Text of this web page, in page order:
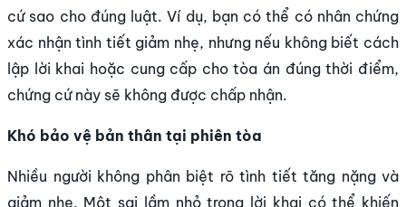
cứ sao cho đúng luật. Ví dụ, bạn có thể có nhân chứng
xác nhận tình tiết giảm nhẹ, nhưng nếu không biết cách
lập lời khai hoặc cung cấp cho tòa án đúng thời điểm,
chứng cứ này sẽ không được chấp nhận.
Khó bảo vệ bản thân tại phiên tòa
Nhiều người không phân biệt rõ tình tiết tăng nặng và
giảm nhẹ. Một sai lầm nhỏ trong lời khai có thể khiến